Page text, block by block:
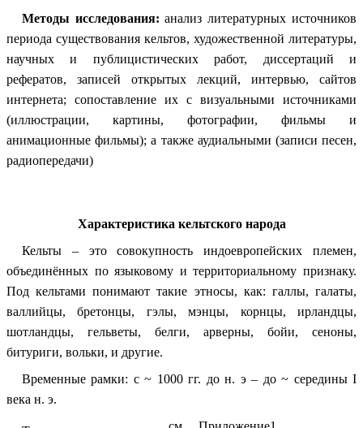
Методы исследования:анализ литературных источников
периода существования кельтов, художественной литературы,
научных и публицистических работ, диссертаций и
рефератов, записей открытых лекций, интервью, сайтов
интернета; сопоставление их с визуальными источниками
(иллюстрации, картины, фотографии, фильмы и
анимационные фильмы); а также аудиальными (записи песен,
радиопередачи)
Характеристика кельтского народа
Кельты – это совокупность индоевропейских племен,
объединённых по языковому и территориальному признаку.
Под кельтами понимают такие этносы, как: галлы, галаты,
валлийцы, бретонцы, гэлы, мэнцы, корнцы, ирландцы,
шотландцы, гельветы, белги, арверны, бойи, сеноны,
битуриги, вольки, и другие.
Временные рамки: с ~ 1000 гг. до н. э – до ~ середины I
века н. э.